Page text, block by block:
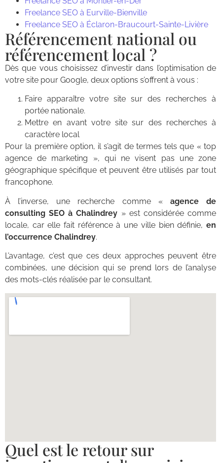
Freelance SEO à Eurville-Bienville
Freelance SEO à Éclaron-Braucourt-Sainte-Livière
Référencement national ou
référencement local ?
Dès que vous choisissez d’investir dans l’optimisation de
votre site pour Google, deux options s’offrent à vous :
Faire apparaître votre site sur des recherches à
portée nationale.
Mettre en avant votre site sur des recherches à
caractère local
Pour la première option, il s’agit de termes tels que « top
agence de marketing », qui ne visent pas une zone
géographique spécifique et peuvent être utilisés par tout
francophone.
À l’inverse, une recherche comme « agence de
consulting SEO à Chalindrey » est considérée comme
locale, car elle fait référence à une ville bien définie, en
l’occurrence Chalindrey.
L’avantage, c’est que ces deux approches peuvent être
combinées, une décision qui se prend lors de l’analyse
des mots-clés réalisée par le consultant.
Quel est le retour sur